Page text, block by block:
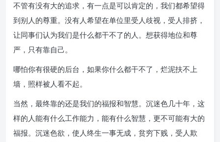
不管有没有大的追求，有一点是可以肯定的，我们都希望得
到别人的尊重。没有人希望在单位里受人歧视，受人排挤，
让同事们认为我们是什么都干不了的人。想获得地位和尊
严，只有靠自己。
哪怕你有很硬的后台，如果你什么都干不了，烂泥扶不上
墙，照样被人看不起。
当然，最终靠的还是我们的福报和智慧。沉迷色几十年，这
样的人能有什么工作能力，能有什么智慧，更不可能有大的
福报。沉迷色欲，使人终生一事无成，贫穷下贱，受人欺